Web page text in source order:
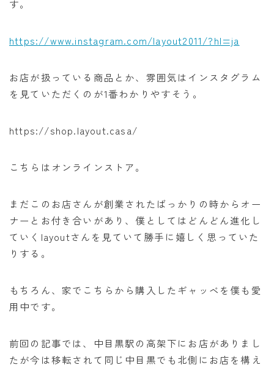
す。
https://www.instagram.com/layout2011/?hl=ja
お店が扱っている商品とか、雰囲気はインスタグラム
を見ていただくのが1番わかりやすそう。
https://shop.layout.casa/
こちらはオンラインストア。
まだこのお店さんが創業されたばっかりの時からオー
ナーとお付き合いがあり、僕としてはどんどん進化し
ていくlayoutさんを見ていて勝手に嬉しく思っていた
りする。
もちろん、家でこちらから購入したギャッベを僕も愛
用中です。
前回の記事では、中目黒駅の高架下にお店がありまし
たが今は移転されて同じ中目黒でも北側にお店を構え